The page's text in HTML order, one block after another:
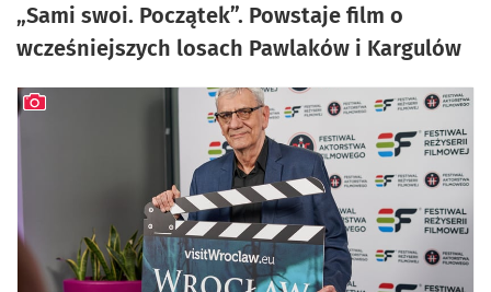
„Sami swoi. Początek”. Powstaje film o
wcześniejszych losach Pawlaków i Kargulów